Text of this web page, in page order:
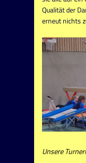
Qualität der
erneut nichts
Unsere